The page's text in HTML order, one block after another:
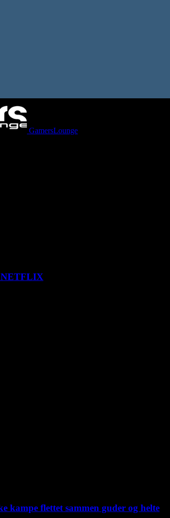
GamersLounge
NETFLIX
kampe flettet sammen guder og helte